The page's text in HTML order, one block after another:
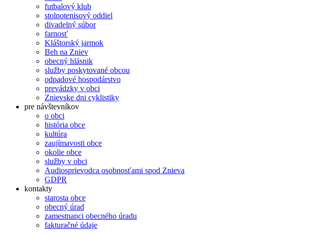
futbalový klub
stolnotenisový oddiel
divadelný súbor
farnosť
Kláštorský jarmok
Beh na Zniev
obecný hlásnik
služby poskytované obcou
odpadové hospodárstvo
prevádzky v obci
Znievske dni cyklistiky
pre návštevníkov
o obci
história obce
kultúra
zaujímavosti obce
okolie obce
služby v obci
Audiosprievodca osobnosťami spod Znieva
GDPR
kontakty
starosta obce
obecný úrad
zamestnanci obecného úradu
fakturačné údaje